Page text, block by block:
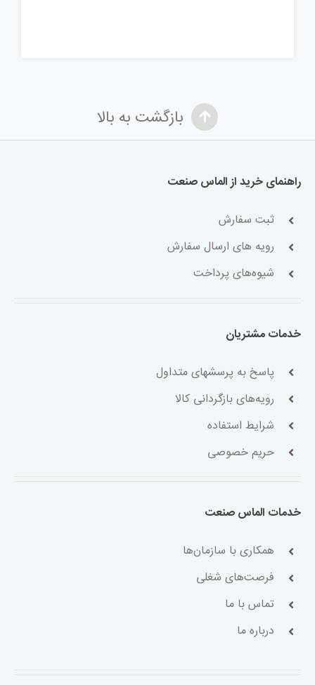
بازگشت به بالا
راهنمای خرید از الماس صنعت
ثبت سفارش
رویه های ارسال سفارش
شیوه‌های پرداخت
خدمات مشتریان
پاسخ به پرسشهای متداول
رویه‌های بازگردانی کالا
شرایط استفاده
حریم خصوصی
خدمات الماس صنعت
همکاری با سازمان‌ها
فرصت‌های شغلی
تماس با ما
درباره ما